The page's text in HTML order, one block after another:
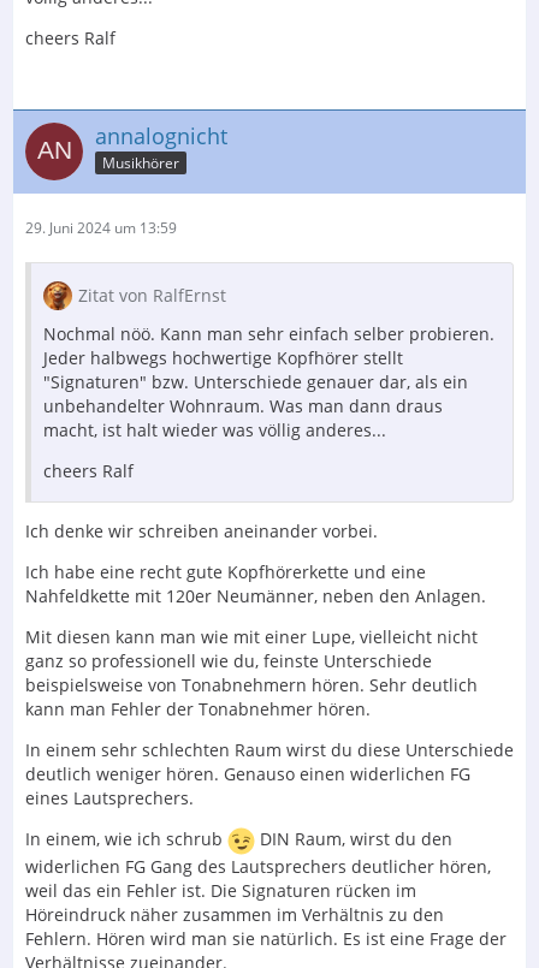
cheers Ralf
annalognicht
Musikhörer
29. Juni 2024 um 13:59
Zitat von RalfErnst
Nochmal nöö. Kann man sehr einfach selber probieren.
Jeder halbwegs hochwertige Kopfhörer stellt
"Signaturen" bzw. Unterschiede genauer dar, als ein
unbehandelter Wohnraum. Was man dann draus
macht, ist halt wieder was völlig anderes...
cheers Ralf
Ich denke wir schreiben aneinander vorbei.
Ich habe eine recht gute Kopfhörerkette und eine
Nahfeldkette mit 120er Neumänner, neben den Anlagen.
Mit diesen kann man wie mit einer Lupe, vielleicht nicht
ganz so professionell wie du, feinste Unterschiede
beispielsweise von Tonabnehmern hören. Sehr deutlich
kann man Fehler der Tonabnehmer hören.
In einem sehr schlechten Raum wirst du diese Unterschiede
deutlich weniger hören. Genauso einen widerlichen FG
eines Lautsprechers.
In einem, wie ich schrub
DIN Raum, wirst du den
widerlichen FG Gang des Lautsprechers deutlicher hören,
weil das ein Fehler ist. Die Signaturen rücken im
Höreindruck näher zusammen im Verhältnis zu den
Fehlern. Hören wird man sie natürlich. Es ist eine Frage der
Verhältnisse zueinander.